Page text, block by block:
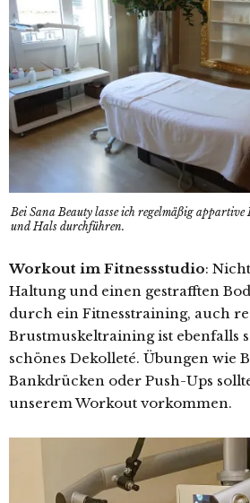
Bei Sana Beauty lasse ich regelmäßig
und Hals durchführen.
Workout im Fitnessstudio:
Haltung und einen gestrafften
durch ein Fitnesstraining, auch
Brustmuskeltraining ist ebenfalls
schönes Dekolleté. Übungen wie
Bankdrücken oder Push-Ups
unserem Workout vorkommen.